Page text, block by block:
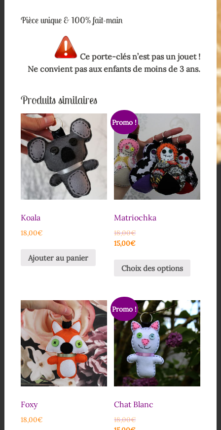
Pièce unique & 100% fait-main
Ce porte-clés n’est pas un jouet !
Ne convient pas aux enfants de moins de 3 ans.
Produits similaires
Koala
18,00€
Ajouter au panier
Promo !
Matriochka
18,00€
15,00€
Choix des options
Foxy
18,00€
Promo !
Chat Blanc
18,00€